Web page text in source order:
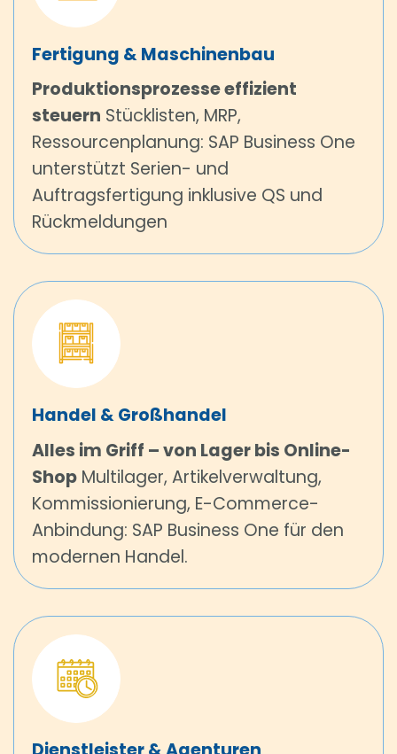
Fertigung & Maschinenbau
Produktionsprozesse effizient
steuern Stücklisten, MRP,
Ressourcenplanung: SAP Business One
unterstützt Serien- und
Auftragsfertigung inklusive QS und
Rückmeldungen
Handel & Großhandel
Alles im Griff – von Lager bis Online-
Shop Multilager, Artikelverwaltung,
Kommissionierung, E-Commerce-
Anbindung: SAP Business One für den
modernen Handel.